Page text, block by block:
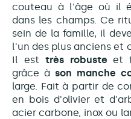
couteau à l'âge où il
dans les champs. Ce
sein de la famille, il
l'un des plus anciens et
Il est très robuste et
grâce àson manche
large. Fait à partir de
en bois d'olivier et
acier carbone, inox ou